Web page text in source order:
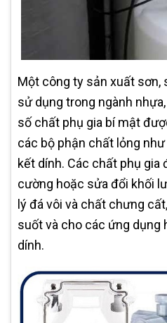
Một công ty sản xuất sơn,
sử dụng trong ngành
số chất phụ gia bí mật
các bộ phận chất lỏng
kết dính. Các chất phụ
cường hoặc sửa đổi khối
lý đá vôi và chất chưng
suốt và cho các ứng dụng
dính.